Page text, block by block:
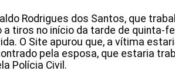
Rodrigues dos Santos, que
tiros no início da tarde de quinta-
O Site apurou que, a vítima
pela esposa, que estaria
Polícia Civil.